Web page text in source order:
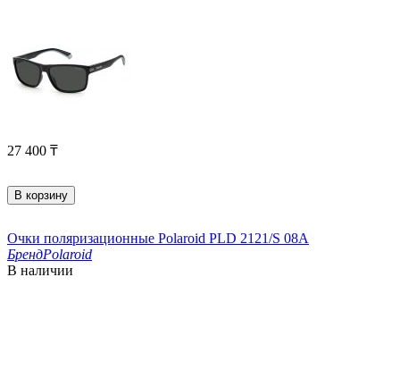
27 400 ₸
В корзину
Очки поляризационные Polaroid PLD 2121/S 08A
БрендPolaroid
В наличии